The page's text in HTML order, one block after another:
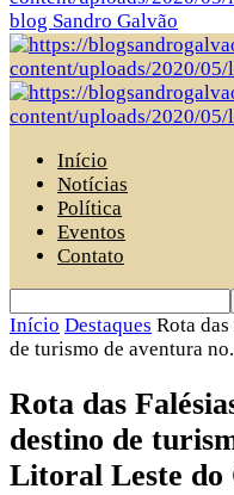
blog Sandro Galvão
Início
Notícias
Política
Eventos
Contato
Início Destaques Rota
de turismo de aventura
Rota das
destino de
Litoral Leste do